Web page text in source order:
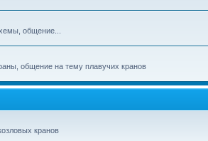
общение...
общение на тему плавучих кранов
кранов